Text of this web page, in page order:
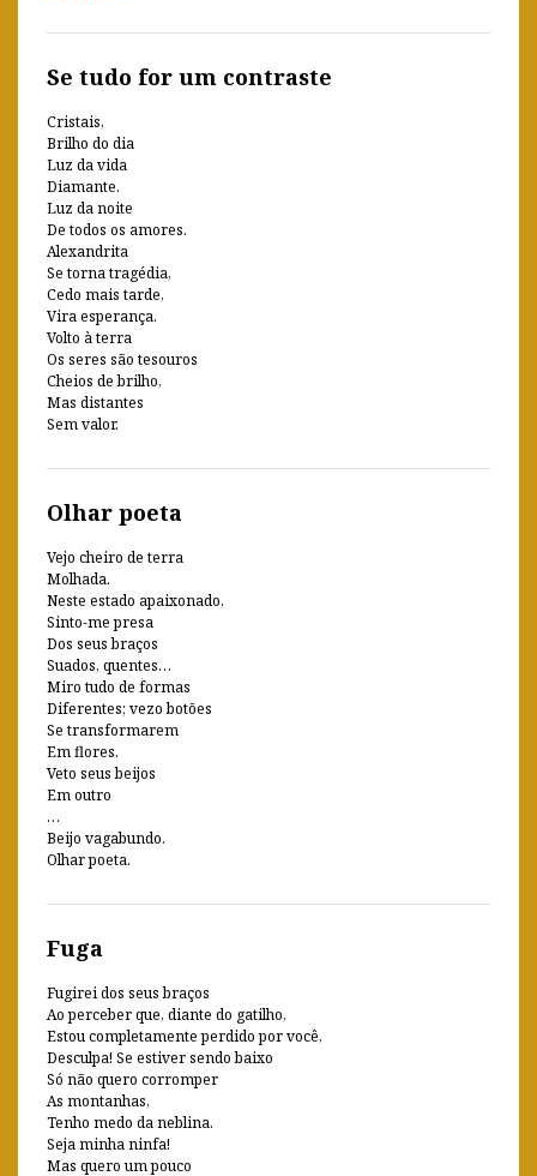
Se tudo for um contraste
Cristais,
Brilho do dia
Luz da vida
Diamante.
Luz da noite
De todos os amores.
Alexandrita
Se torna tragédia,
Cedo mais tarde,
Vira esperança.
Volto à terra
Os seres são tesouros
Cheios de brilho,
Mas distantes
Sem valor.
Olhar poeta
Vejo cheiro de terra
Molhada.
Neste estado apaixonado,
Sinto-me presa
Dos seus braços
Suados, quentes…
Miro tudo de formas
Diferentes; vezo botões
Se transformarem
Em flores.
Veto seus beijos
Em outro
…
Beijo vagabundo.
Olhar poeta.
Fuga
Fugirei dos seus braços
Ao perceber que, diante do gatilho,
Estou completamente perdido por você,
Desculpa! Se estiver sendo baixo
Só não quero corromper
As montanhas,
Tenho medo da neblina.
Seja minha ninfa!
Mas quero um pouco